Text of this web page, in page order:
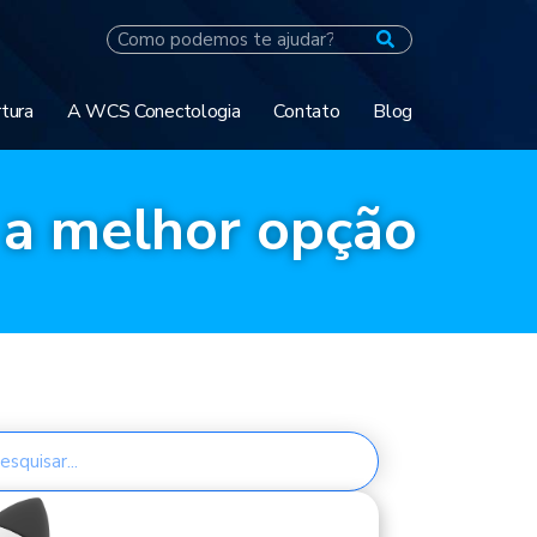
A WCS Conectologia Contato Blog
melhor opção